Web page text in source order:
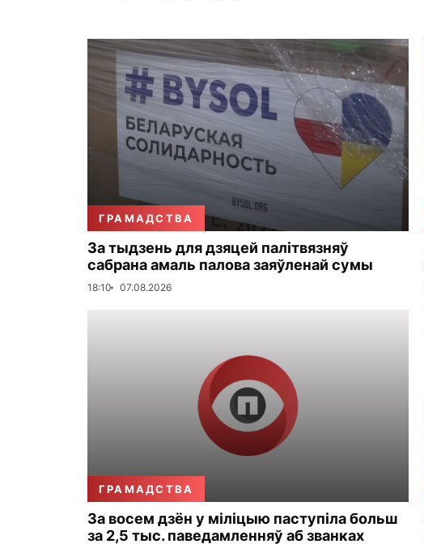
ГРАМАДСТВА
За тыдзень для дзяцей палітвязняў
сабрана амаль палова заяўленай сумы
18:10 07.08.2026
ГРАМАДСТВА
За восем дзён у міліцыю паступіла больш
за 2,5 тыс. паведамленняў аб званках